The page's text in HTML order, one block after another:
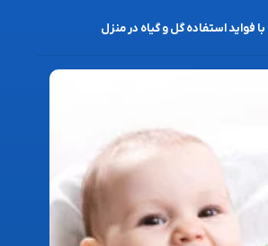
فواید استفاده گل و گیاه در منزل